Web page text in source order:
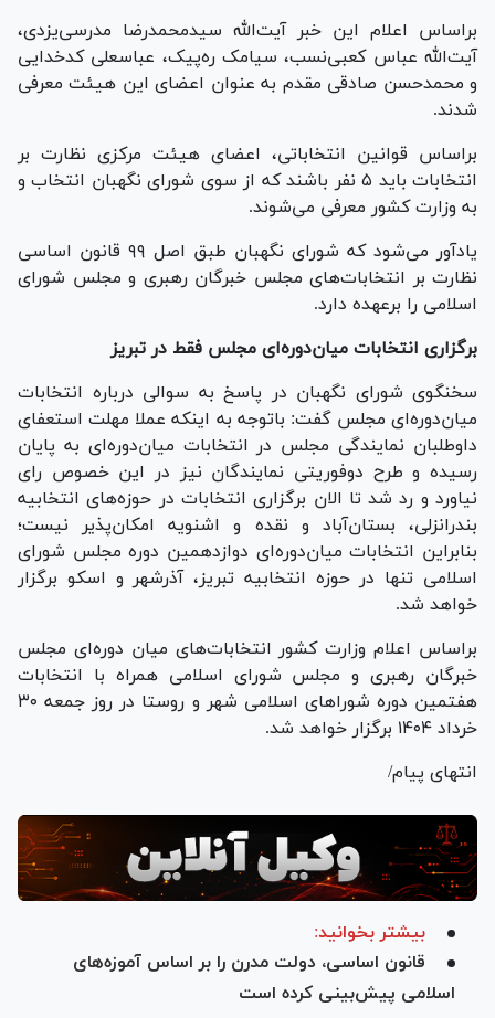
براساس اعلام این خبر آیت‌الله سیدمحمدرضا مدرسی‌یزدی،
آیت‌الله عباس کعبی‌نسب، سیامک ره‌پیک، عباسعلی کدخدایی
و محمدحسن صادقی مقدم به عنوان اعضای این هیئت معرفی
شدند.
براساس قوانین انتخاباتی، اعضای هیئت مرکزی نظارت بر
انتخابات باید ۵ نفر باشند که از سوی شورای نگهبان انتخاب و
به وزارت کشور معرفی می‌شوند.
یادآور می‌شود که شورای نگهبان طبق اصل ۹۹ قانون اساسی
نظارت بر انتخابات‌های مجلس خبرگان رهبری و مجلس شورای
اسلامی را برعهده دارد.
برگزاری انتخابات میان‌دوره‌ای مجلس فقط در تبریز
سخنگوی شورای نگهبان در پاسخ به سوالی درباره انتخابات
میان‌دوره‌ای مجلس گفت: باتوجه به اینکه عملا مهلت استعفای
داوطلبان نمایندگی مجلس در انتخابات میان‌دوره‌ای به پایان
رسیده و طرح دوفوریتی نمایندگان نیز در این خصوص رای
نیاورد و رد شد تا الان برگزاری انتخابات در حوزه‌های انتخابیه
بندرانزلی، بستان‌آباد و نقده و اشنویه امکان‌پذیر نیست؛
بنابراین انتخابات میان‌دوره‌ای دوازدهمین دوره مجلس شورای
اسلامی تنها در حوزه انتخابیه تبریز، آذرشهر و اسکو برگزار
خواهد شد.
براساس اعلام وزارت کشور انتخابات‌های میان دوره‌ای مجلس
خبرگان رهبری و مجلس شورای اسلامی همراه با انتخابات
هفتمین دوره شورا‌های اسلامی شهر و روستا در روز جمعه ۳۰
خرداد ۱۴۰۴ برگزار خواهد شد.
انتهای پیام/
بیشتر بخوانید:
قانون اساسی، دولت مدرن را بر اساس آموزه‌های
اسلامی پیش‌بینی کرده است